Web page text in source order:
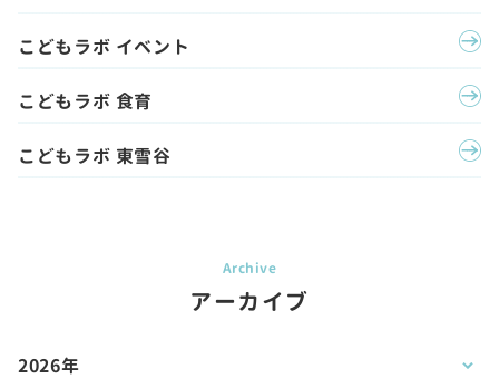
こどもラボ イベント
こどもラボ 食育
こどもラボ 東雪谷
アーカイブ
2026年